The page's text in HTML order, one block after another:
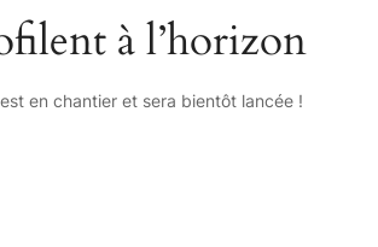
à l’horizon
en chantier et sera bientôt lancée !